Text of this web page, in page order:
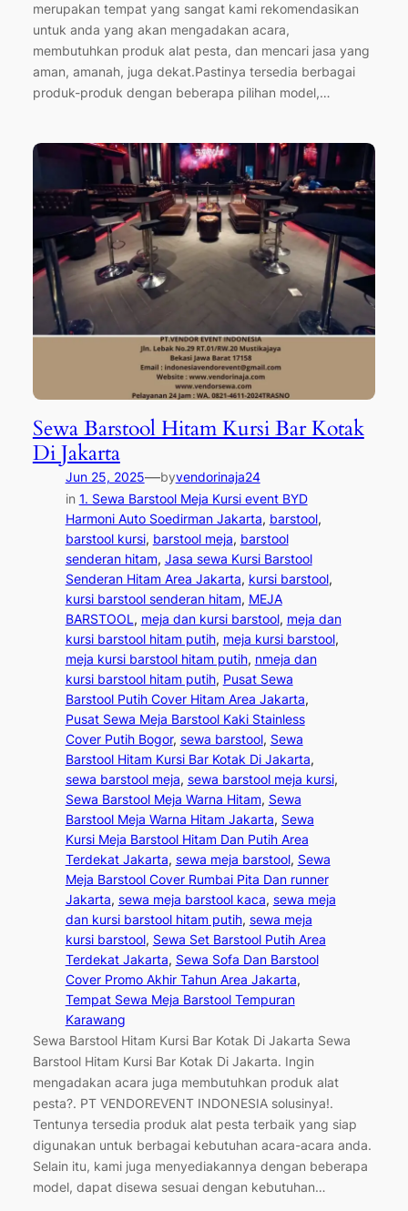
merupakan tempat yang sangat kami rekomendasikan
untuk anda yang akan mengadakan acara,
membutuhkan produk alat pesta, dan mencari jasa yang
aman, amanah, juga dekat.Pastinya tersedia berbagai
produk-produk dengan beberapa pilihan model,…
Sewa Barstool Hitam Kursi Bar Kotak
Di Jakarta
Jun 25, 2025—byvendorinaja24
in 1. Sewa Barstool Meja Kursi event BYD
Harmoni Auto Soedirman Jakarta, barstool
barstool kursi, barstool meja, barstool
senderan hitam, Jasa sewa Kursi Barstool
Senderan Hitam Area Jakarta, kursi barstool
kursi barstool senderan hitam, MEJA
BARSTOOL, meja dan kursi barstool, meja dan
kursi barstool hitam putih, meja kursi barstool
meja kursi barstool hitam putih, nmeja dan
kursi barstool hitam putih, Pusat Sewa
Barstool Putih Cover Hitam Area Jakarta
Pusat Sewa Meja Barstool Kaki Stainless
Cover Putih Bogor, sewa barstool, Sewa
Barstool Hitam Kursi Bar Kotak Di Jakarta
sewa barstool meja, sewa barstool meja kursi
Sewa Barstool Meja Warna Hitam, Sewa
Barstool Meja Warna Hitam Jakarta, Sewa
Kursi Meja Barstool Hitam Dan Putih Area
Terdekat Jakarta, sewa meja barstool, Sewa
Meja Barstool Cover Rumbai Pita Dan runner
Jakarta, sewa meja barstool kaca, sewa meja
dan kursi barstool hitam putih, sewa meja
kursi barstool, Sewa Set Barstool Putih Area
Terdekat Jakarta, Sewa Sofa Dan Barstool
Cover Promo Akhir Tahun Area Jakarta
Tempat Sewa Meja Barstool Tempuran
Karawang
Sewa Barstool Hitam Kursi Bar Kotak Di Jakarta Sewa
Barstool Hitam Kursi Bar Kotak Di Jakarta. Ingin
mengadakan acara juga membutuhkan produk alat
pesta?. PT VENDOREVENT INDONESIA solusinya!.
Tentunya tersedia produk alat pesta terbaik yang siap
digunakan untuk berbagai kebutuhan acara-acara anda.
Selain itu, kami juga menyediakannya dengan beberapa
model, dapat disewa sesuai dengan kebutuhan…